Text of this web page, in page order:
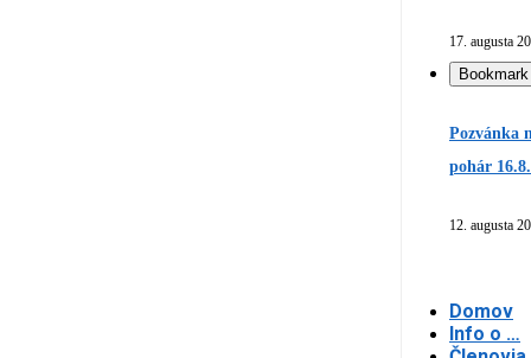
17. augusta
Bookmark
Pozvánka
pohár
12. augusta
Domov
Info o …